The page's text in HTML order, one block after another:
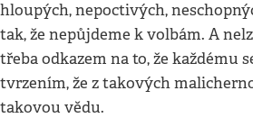
hloupých, nepoctivých,
tak, že nepůjdeme k volbám. A
třeba odkazem na to, že každému
tvrzením, že z takových
takovou vědu.